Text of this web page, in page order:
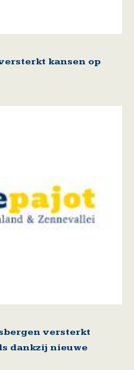
kansen op
versterkt
dankzij nieuwe